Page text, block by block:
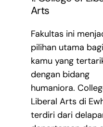
Arts
Fakultas ini
pilihan utama bagi
kamu yang
dengan bidang
humaniora.
Liberal Arts di
terdiri dari